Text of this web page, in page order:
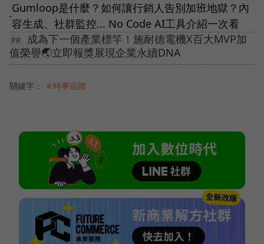
●
Gumloop是什麼？如何讓行銷人告別加班地獄？內
容生成、社群監控... No Code AI工具介紹一次看
成為下一個產業標竿！施耐德電機X百大MVP加
值榮譽🌏立即報獎展現企業永續DNA
關鍵字： ＃時事追蹤